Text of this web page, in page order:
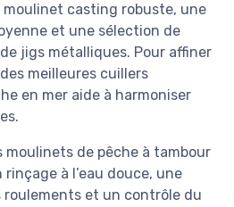
casting robuste, une
et une sélection de
jigs métalliques. Pour affiner
meilleures cuillers
en mer aide à harmoniser
moulinets de pêche à tambour
à l’eau douce, une
et un contrôle du